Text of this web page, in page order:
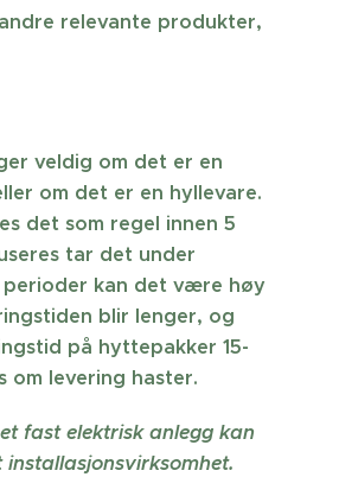
relevante produkter,
veldig om det er en
om det er en hyllevare.
det som regel innen 5
tar det under
perioder kan det være høy
blir lenger, og
på hyttepakker 15-
om levering haster.
fast elektrisk anlegg kan